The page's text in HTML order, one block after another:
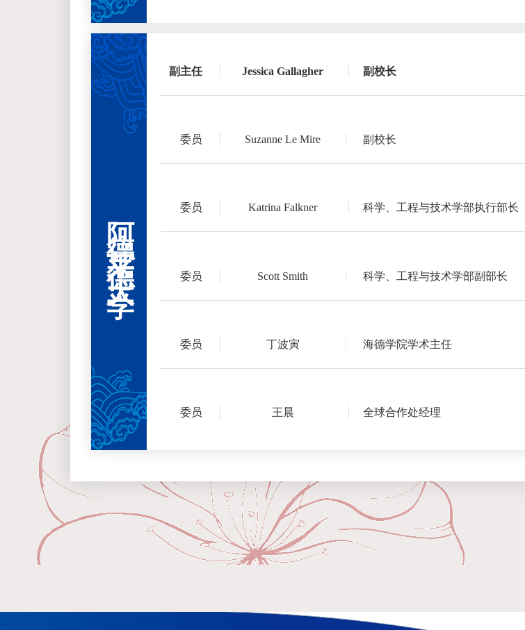
阿德莱德大学
副主任 Jessica Gallagher 副校长
委员 Suzanne Le Mire 副校长
委员 Katrina Falkner 科学、工程与技术学部执行部长
委员 Scott Smith 科学、工程与技术学部副部长
委员 丁波寅 海德学院学术主任
委员 王晨 全球合作处经理